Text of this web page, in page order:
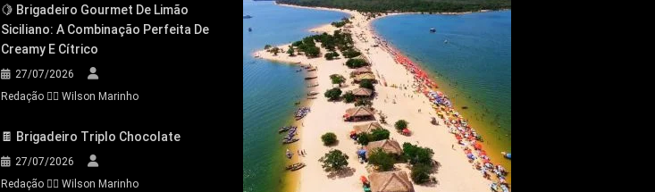
🍋 Brigadeiro Gourmet De Limão
Siciliano: A Combinação Perfeita De
Creamy E Cítrico
27/07/2026
Redação 👨‍⚖️​ Wilson Marinho
🍫 Brigadeiro Triplo Chocolate
27/07/2026
Redação 👨‍⚖️​ Wilson Marinho